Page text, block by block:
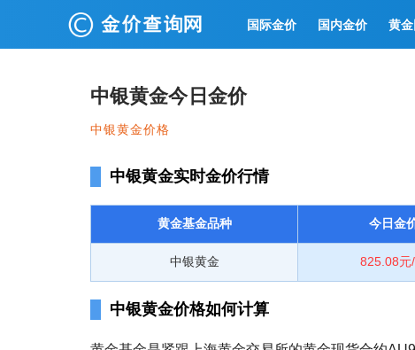
国际金价 国内金价 黄
中银黄金今日金价
中银黄金价格
中银黄金实时金价行情
黄金基金品种 今日金
中银黄金 825.08元
中银黄金价格如何计算